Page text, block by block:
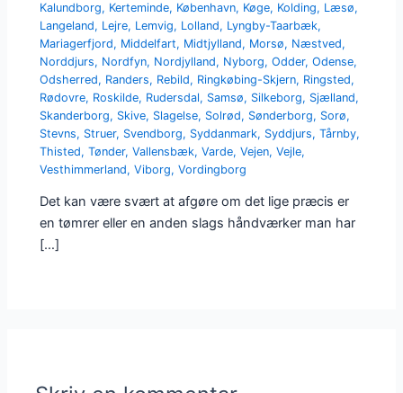
Kalundborg, Kerteminde, København, Køge, Kolding, Læsø,
Langeland, Lejre, Lemvig, Lolland, Lyngby-Taarbæk,
Mariagerfjord, Middelfart, Midtjylland, Morsø, Næstved,
Norddjurs, Nordfyn, Nordjylland, Nyborg,Odder,Odense,
Odsherred, Randers, Rebild, Ringkøbing-Skjern, Ringsted,
Rødovre, Roskilde, Rudersdal, Samsø, Silkeborg, Sjælland,
Skanderborg, Skive, Slagelse, Solrød, Sønderborg, Sorø,
Stevns, Struer, Svendborg, Syddanmark, Syddjurs,Tårnby,
Thisted,Tønder,Vallensbæk,Varde,Vejen,Vejle,
Vesthimmerland,Viborg,Vordingborg
Det kan være svært at afgøre om det lige præcis er
en tømrer eller en anden slags håndværker man har
[…]